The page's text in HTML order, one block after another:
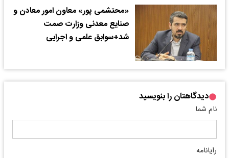
«محتشمی پور» معاون امور معادن و
صنایع معدنی وزارت صمت
شد+سوابق علمی و اجرایی
دیدگاهتان را بنویسید
نام شما
رایانامه